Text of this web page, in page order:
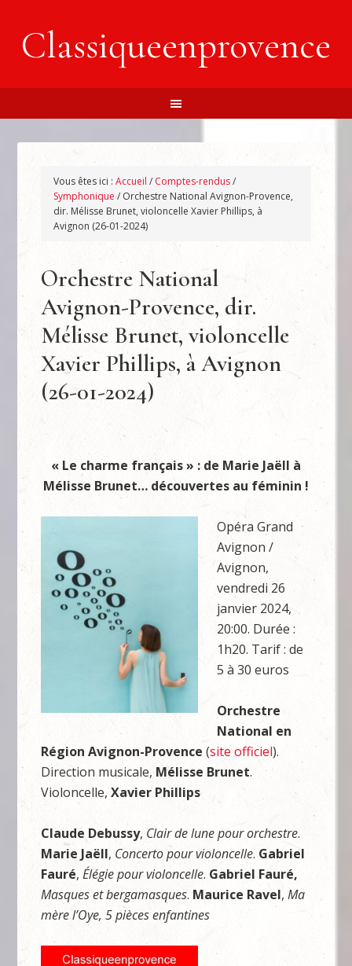
Classiqueenprovence
Vous êtes ici :Accueil / Comptes-rendus/
Symphonique / Orchestre National Avignon-Provence,
dir. Mélisse Brunet, violoncelle Xavier Phillips, à
Avignon (26-01-2024)
Orchestre National
Avignon-Provence, dir.
Mélisse Brunet, violoncelle
Xavier Phillips, à Avignon
(26-01-2024)
« Le charme français » : de Marie Jaëll à
Mélisse Brunet… découvertes au féminin !
Opéra Grand
Avignon /
Avignon,
vendredi 26
janvier 2024,
20:00. Durée :
1h20. Tarif : de
5 à 30 euros
Orchestre
National en
Région Avignon-Provence(site officiel).
Direction musicale, Mélisse Brunet.
Violoncelle,Xavier Phillips
Claude Debussy,Clair de lune pour orchestre.
Marie Jaëll, Concerto pour violoncelle. Gabriel
Fauré,Élégie pour violoncelle. Gabriel Fauré,
Masques et bergamasques. Maurice Ravel,Ma
mère l’Oye, 5 pièces enfantines